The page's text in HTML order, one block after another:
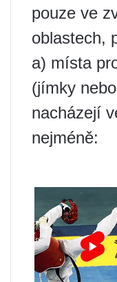
pouze ve
oblastech,
a) místa
(jímky
nacházejí
nejméně: